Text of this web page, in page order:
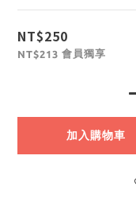
NT$250
NT$213 會員獨享
加入購物車